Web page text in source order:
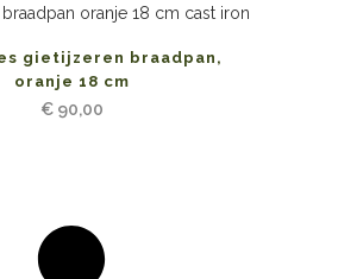
gietijzeren braadpan,
oranje 18 cm
€90,00